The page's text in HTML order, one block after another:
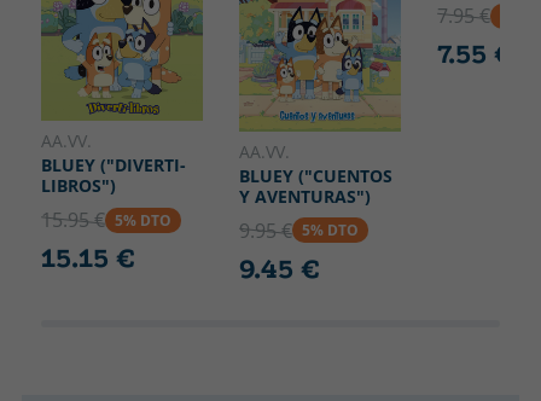
AA.VV.
BLUEY ("DIVERTI-
LIBROS")
15.95 € 5% DTO
15.15 €
AA.VV.
BLUEY ("CUENTOS
Y AVENTURAS")
9.95 € 5% DTO
9.45 €
7.95 €
7.55 €